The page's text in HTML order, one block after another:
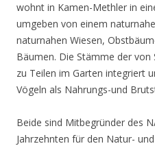
wohnt in Kamen-Methler in
umgeben von einem
naturnahen Wiesen,
Bäumen. Die Stämme der
zu Teilen im Garten integriert
Vögeln als Nahrungs-und
Beide sind Mitbegründer des
Jahrzehnten für den Natur-